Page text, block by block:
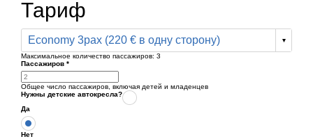
Тариф
Economy 3pax (220 € в одну сторону)
Максимальное количество пассажиров: 3
Пассажиров *
Общее число пассажиров, включая детей и младенцев
Нужны детские автокресла?
Да
Нет